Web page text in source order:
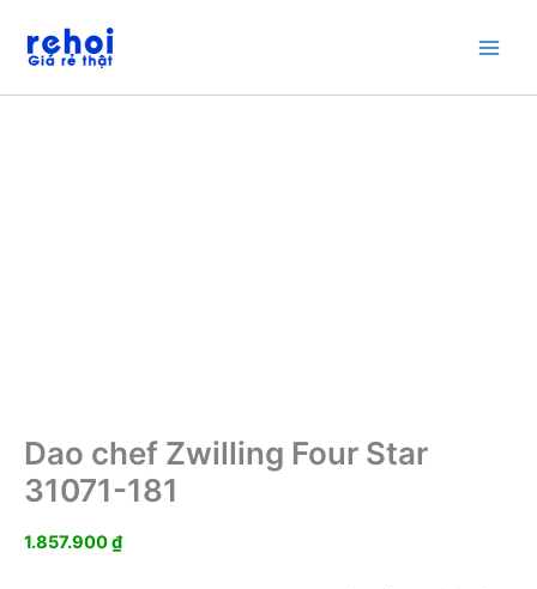
dung
Dao chef Zwilling Four Star
31071-181
1.857.900₫